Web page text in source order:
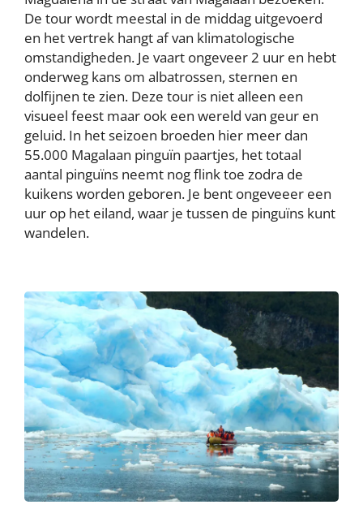
De tour wordt meestal in de middag uitgevoerd
en het vertrek hangt af van klimatologische
omstandigheden. Je vaart ongeveer 2 uur en hebt
onderweg kans om albatrossen, sternen en
dolfijnen te zien. Deze tour is niet alleen een
visueel feest maar ook een wereld van geur en
geluid. In het seizoen broeden hier meer dan
55.000 Magalaan pinguïn paartjes, het totaal
aantal pinguïns neemt nog flink toe zodra de
kuikens worden geboren. Je bent ongeveeer een
uur op het eiland, waar je tussen de pinguïns kunt
wandelen.